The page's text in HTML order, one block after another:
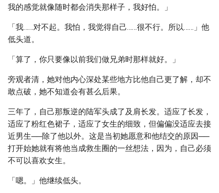
我的感觉就像随时都会消失那样子，我好怕。」
「我……对不起。我怕，我觉得自己……很不行。所以……」他
低头道。
「算了，你只要像以前我们做兄弟时那样就好。」
旁观者清，她对他内心深处某些地方比他自己更了解，却不
敢点破，她不知道会有甚么后果。
三年了，自己那叛逆的陆军头成了及肩长发。适应了长发，
适应了粉红色裙子，适应了女生的细致，但偏偏没适应去接
近男生──除了他以外。这是当初她愿意和他结交的原因──
打开始她就有将他当成救生圈的一丝想法，因为，自己必须
不可以喜欢女生。
「嗯。」他继续低头。